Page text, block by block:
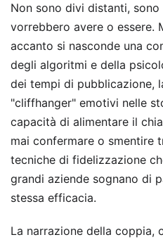
Non sono divi distanti,
vorrebbero avere o essere.
accanto si nasconde una
degli algoritmi e della
dei tempi di pubblicazione,
"cliffhanger" emotivi nelle
capacità di alimentare il
mai confermare o smentire
tecniche di fidelizzazione
grandi aziende sognano di
stessa efficacia.
La narrazione della coppia,